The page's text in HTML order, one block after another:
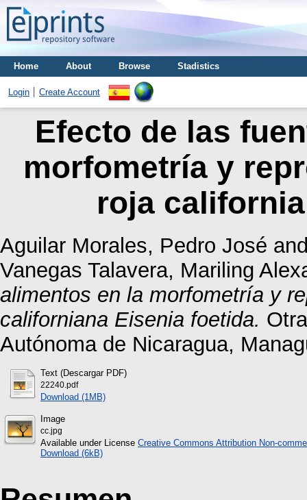
Home About Browse Stadistics
Login Create Account
Efecto de las
morfometría y
roja
Aguilar Morales, Pedro José
Vanegas Talavera, Mariling
alimentos en la morfometría y
californiana Eisenia foetida.
Autónoma de Nicaragua,
Text (Descargar PDF)
22240.pdf
Download (1MB)
Image
cc.jpg
Available under License Creative Commons Attribution Non-
Download (6kB)